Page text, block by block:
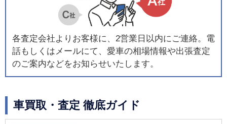
各査定会社よりお客様に、2営業日以内にご連絡。電
話もしくはメールにて、愛車の相場情報や出張査定
のご案内などをお知らせいたします。
車買取・査定 徹底ガイド